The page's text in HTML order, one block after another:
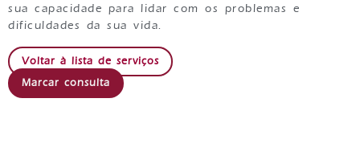
sua capacidade para lidar com os problemas e
dificuldades da sua vida.
Voltar à lista de serviços
Marcar consulta